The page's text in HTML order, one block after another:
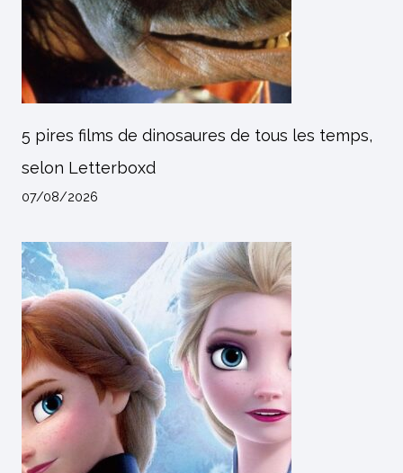
5 pires films de dinosaures de tous les temps,
selon Letterboxd
07/08/2026